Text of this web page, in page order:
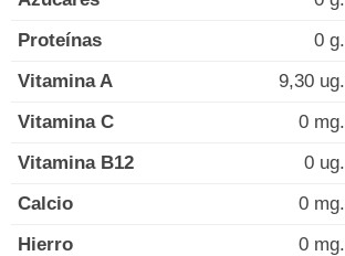
Proteínas
0 g.
Vitamina A
9,30 ug.
Vitamina C
0 mg.
Vitamina B12
0 ug.
Calcio
0 mg.
Hierro
0 mg.